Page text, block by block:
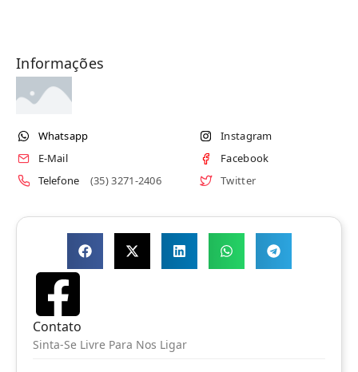
Informações
Whatsapp
E-Mail
Telefone
(35) 3271-2406
Instagram
Facebook
Twitter
Contato
Sinta-Se Livre Para Nos Ligar